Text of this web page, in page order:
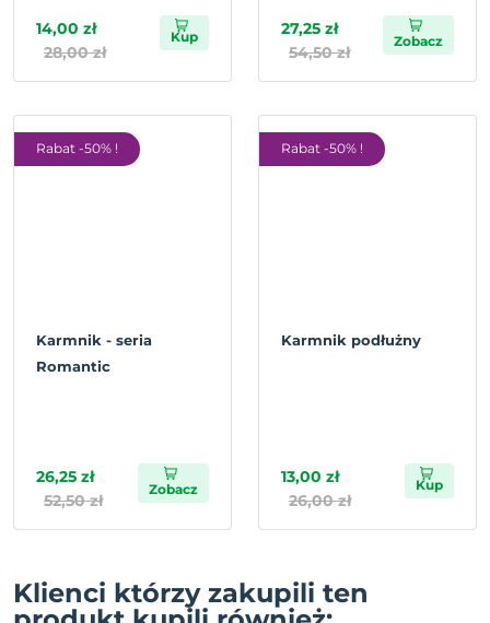
14,00 zł
28,00 zł
Kup
27,25 zł
54,50 zł
Zobacz
Rabat -50% !
Karmnik - seria
Romantic
26,25 zł
52,50 zł
Zobacz
Rabat -50% !
Karmnik podłużny
13,00 zł
26,00 zł
Kup
Klienci którzy zakupili ten